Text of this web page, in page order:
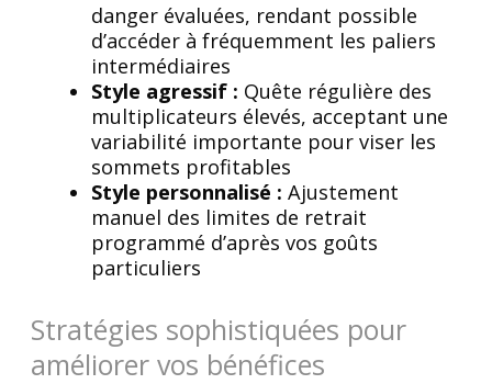
danger évaluées, rendant possible
d’accéder à fréquemment les paliers
intermédiaires
Style agressif : Quête régulière des
multiplicateurs élevés, acceptant une
variabilité importante pour viser les
sommets profitables
Style personnalisé : Ajustement
manuel des limites de retrait
programmé d’après vos goûts
particuliers
Stratégies sophistiquées pour
améliorer vos bénéfices